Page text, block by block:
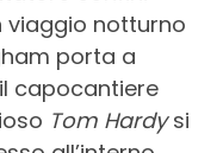
viaggio notturno
porta a
capocantiere
Tom Hardysi